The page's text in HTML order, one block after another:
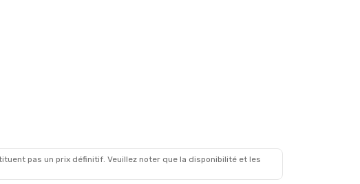
pas un prix définitif. Veuillez noter que la disponibilité et les